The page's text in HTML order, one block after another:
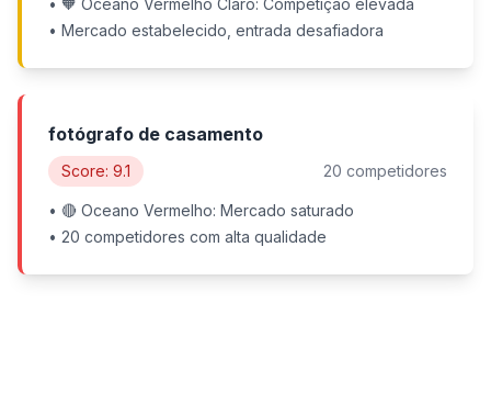
• 🧡 Oceano Vermelho Claro: Competição elevada
• Mercado estabelecido, entrada desafiadora
fotógrafo de casamento
Score: 9.1 20 competidores
• 🔴 Oceano Vermelho: Mercado saturado
• 20 competidores com alta qualidade